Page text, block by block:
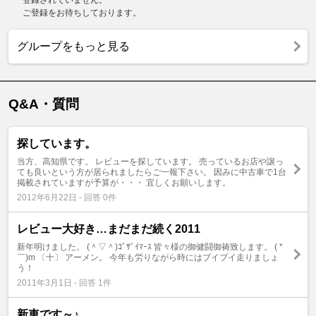
ご登録をお待ちしております。
グループをもっと見る
Q&A・質問
探しています。
当方、高知県です。 レビューを探しています。 売っているお店や譲っ
ても良いという方が居られましたらご一報下さい。 因みに中古車で1台
掲載されていますが予算が・・・ 宜しくお願いします。
2012年6月22日 - 回答 0件
レビュー大好き…まだまだ続く2011
新年明けました。 (＾▽＾)ｺﾞｻﾞｲﾏｰｽ 皆々様の御健闘御祷致します。 ( *
￣)m 〔十〕 アーメン。 今年も労りながら時にはブイブイ走りましょ
う！
2011年3月1日 - 回答 1件